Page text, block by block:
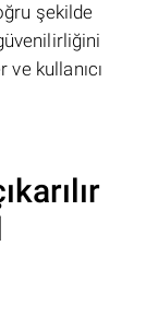
şekilde
kullanıcı